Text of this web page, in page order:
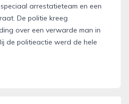
arrestatieteam en een
De politie kreeg
over een verwarde man in
de politieactie werd de hele